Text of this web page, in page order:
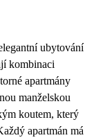
ubytování
kombinaci
apartmány
manželskou
koutem, který
apartmán má